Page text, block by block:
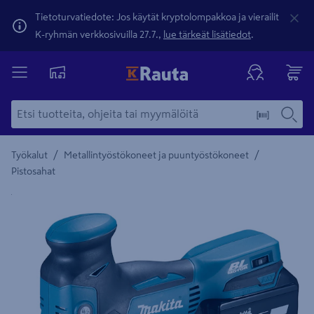
Tietoturvatiedote: Jos käytät kryptolompakkoa ja vierailit
K-ryhmän verkkosivuilla 27.7., lue tärkeät lisätiedot.
Työkalut / Metallintyöstökoneet ja puuntyöstökoneet /
Pistosahat
Yksityiskohtainen kuvaus löytyy Tuotteen kuvaus -